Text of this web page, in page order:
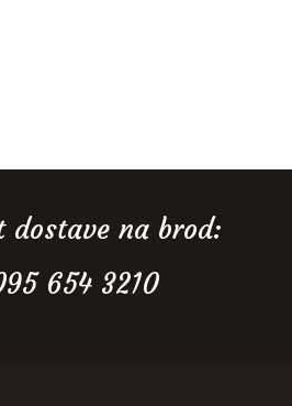
dostave na brod:
654 3210